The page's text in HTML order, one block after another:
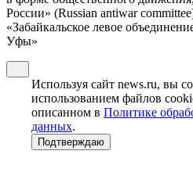
России» (Russian antiwar
«Забайкальское левое
Уфы»
Используя сайт news.ru, вы
использованием файлов
описанном в Политике
данных.
Подтверждаю